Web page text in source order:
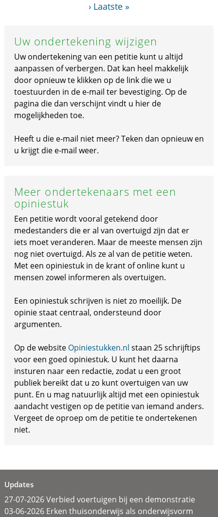
› Laatste »
Uw ondertekening wijzigen
Uw ondertekening van een petitie kunt u altijd
aanpassen of verbergen. Dat kan heel makkelijk
door opnieuw te klikken op de link die we u
toestuurden in de e-mail ter bevestiging. Op de
pagina die dan verschijnt vindt u hier de
mogelijkheden toe.
Heeft u die e-mail niet meer? Teken dan opnieuw en
u krijgt die e-mail weer.
Meer ondertekenaars met een
opiniestuk
Een petitie wordt vooral getekend door
medestanders die er al van overtuigd zijn dat er
iets moet veranderen. Maar de meeste mensen zijn
nog niet overtuigd. Als ze al van de petitie weten.
Met een opiniestuk in de krant of online kunt u
mensen zowel informeren als overtuigen.
Een opiniestuk schrijven is niet zo moeilijk. De
opinie staat centraal, ondersteund door
argumenten.
Op de website Opiniestukken.nl staan 25 schrijftips
voor een goed opiniestuk. U kunt het daarna
insturen naar een redactie, zodat u een groot
publiek bereikt dat u zo kunt overtuigen van uw
punt. En u mag natuurlijk altijd met een opiniestuk
aandacht vestigen op de petitie van iemand anders.
Vergeet de oproep om de petitie te ondertekenen
niet.
Updates
27-07-2026 Verbied voertuigen bij een demonstratie
03-06-2026 Erken thuisonderwijs als onderwijsvorm